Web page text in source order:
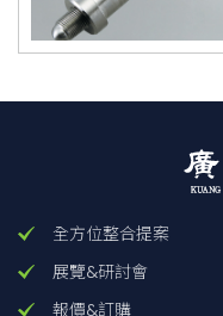
全方位整合提案
展覽&研討會
報價&訂購